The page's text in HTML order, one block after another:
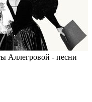
Аллегровой - песни